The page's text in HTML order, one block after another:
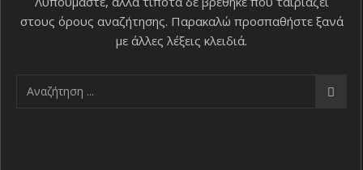
στους όρους αναζήτησης. Παρακαλώ προσπαθήστε ξανά
με άλλες λέξεις κλειδιά.